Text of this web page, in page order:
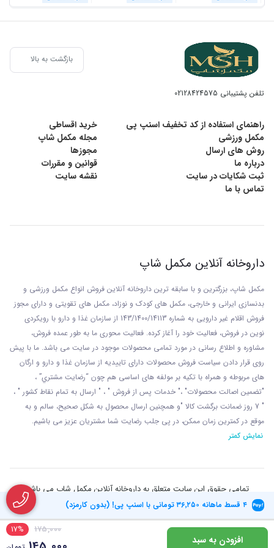
۳۶٬۲۵۰تومانی با اسنپ پی! (بدون کارمزد)
افزودن به سبد
175,000
17%
بازگشت به بالا
تلفن پشتیبانی 02128424575
راهنمای استفاده از کد تخفیف اسنپ پی
خرید اقساطی
مکمل ورزشی
مجله مکمل شاپ
روش های ارسال
مجوزها
درباره ما
قوانین و مقررات
ثبت شکایات در سایت
نقشه سایت
تماس با ما
داروخانه آنلاین مکمل شاپ
مکمل شاپ، بزرگترین و با سابقه ترین داروخانه آنلاین فروش انواع مکمل ورزشی و
بدنسازی ایرانی و خارجی، مکمل های کودک و نوزاد، مکمل های تقویتی و دارای مجوز
فروش اقلام غیر دارویی به شماره 143/1400/14113 از
سازمان غذا و دارو با رويکردی
نوين در فروش، فعاليت خود را آغاز کرده. فعاليت محوری ما به طور عمده فروش،
مشاوره و اطلاع رسانی در مورد تمامی محصولات موجود در سایت می باشد. ما با پيش
روی قرار دادن سياست فروش محصولات دارای تاييديه از سازمان غذا و دارو و ارگان
های مربوطه و همراه با تکيه بر مولفه های اساسی هم چون “رضايت مشتري” ،
"تضمين اصالت محصولات" ،" خدمات پس از فروش " ، " ارسال به تمام نقاط کشور " ،
" 7 روز ضمانت برگشت کالا "و همچنين ارسال محصول به شکل صحيح، سالم و به
موقع در کمترين زمان ممکن، در پی جلب رضايت شما مشتريان عزیز می باشيم.
نمایش کمتر
تمامی حقوق این سایت متعلق به داروخانه آنلاین مکمل شاپ می باشد